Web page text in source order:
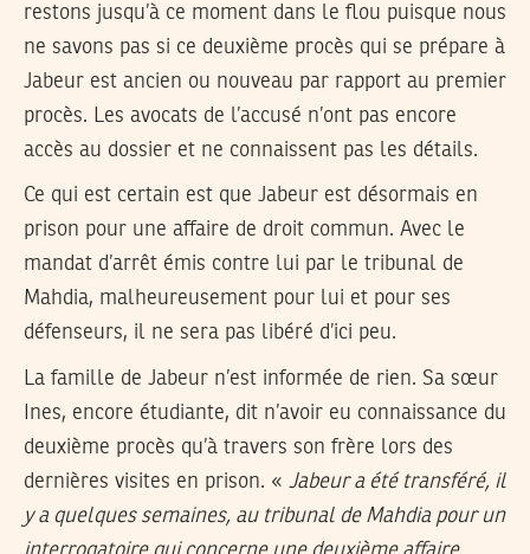
restons jusqu’à ce moment dans le flou puisque nous
ne savons pas si ce deuxième procès qui se prépare à
Jabeur est ancien ou nouveau par rapport au premier
procès. Les avocats de l’accusé n’ont pas encore
accès au dossier et ne connaissent pas les détails.
Ce qui est certain est que Jabeur est désormais en
prison pour une affaire de droit commun. Avec le
mandat d’arrêt émis contre lui par le tribunal de
Mahdia, malheureusement pour lui et pour ses
défenseurs, il ne sera pas libéré d’ici peu.
La famille de Jabeur n’est informée de rien. Sa sœur
Ines, encore étudiante, dit n’avoir eu connaissance du
deuxième procès qu’à travers son frère lors des
dernières visites en prison. « Jabeur a été transféré, il
y a quelques semaines, au tribunal de Mahdia pour un